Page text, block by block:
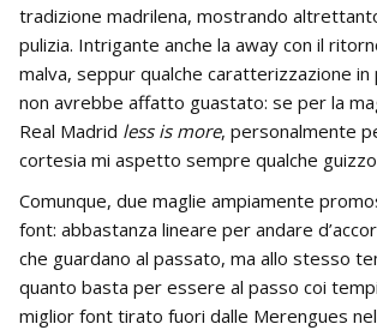
tradizione madrilena, mostrando
pulizia. Intrigante anche la away con il
malva, seppur qualche caratterizzazione
non avrebbe affatto guastato: se per la
Real Madrid less is more, personalmente
cortesia mi aspetto sempre qualche guizzo
Comunque, due maglie ampiamente
font: abbastanza lineare per andare
che guardano al passato, ma allo stesso
quanto basta per essere al passo coi
miglior font tirato fuori dalle Merengues